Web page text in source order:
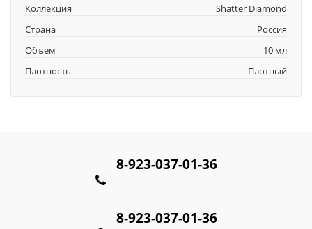
Коллекция
Shatter Diamond
Страна
Россия
Объем
10 мл
Плотность
Плотный
8-923-037-01-36
8-923-037-01-36